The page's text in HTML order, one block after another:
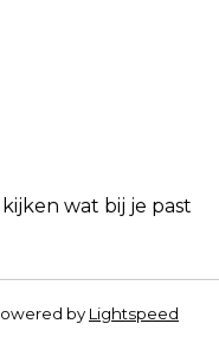
wat bij je past
by Lightspeed